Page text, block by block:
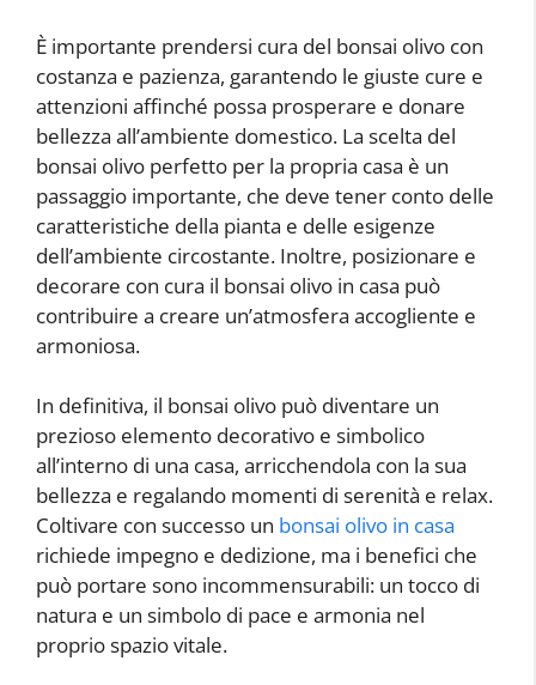
È importante prendersi cura del bonsai olivo con
costanza e pazienza, garantendo le giuste cure e
attenzioni affinché possa prosperare e donare
bellezza all’ambiente domestico. La scelta del
bonsai olivo perfetto per la propria casa è un
passaggio importante, che deve tener conto delle
caratteristiche della pianta e delle esigenze
dell’ambiente circostante. Inoltre, posizionare e
decorare con cura il bonsai olivo in casa può
contribuire a creare un’atmosfera accogliente e
armoniosa.
In definitiva, il bonsai olivo può diventare un
prezioso elemento decorativo e simbolico
all’interno di una casa, arricchendola con la sua
bellezza e regalando momenti di serenità e relax.
Coltivare con successo un bonsai olivo in casa
richiede impegno e dedizione, ma i benefici che
può portare sono incommensurabili: un tocco di
natura e un simbolo di pace e armonia nel
proprio spazio vitale.